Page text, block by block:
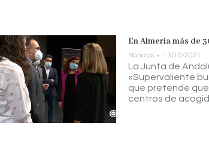
En Almería más de
Noticias 13/10/2021
La Junta de
«Supervaliente
que pretende
centros de